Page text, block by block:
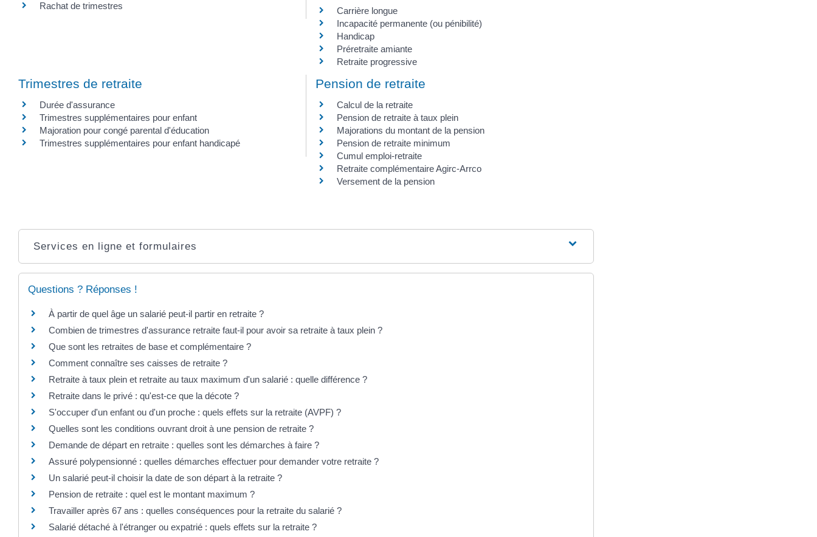
Rachat de trimestres
Carrière longue
Incapacité permanente (ou pénibilité)
Handicap
Préretraite amiante
Retraite progressive
Trimestres de retraite
Durée d'assurance
Trimestres supplémentaires pour enfant
Majoration pour congé parental d'éducation
Trimestres supplémentaires pour enfant handicapé
Pension de retraite
Calcul de la retraite
Pension de retraite à taux plein
Majorations du montant de la pension
Pension de retraite minimum
Cumul emploi-retraite
Retraite complémentaire Agirc-Arrco
Versement de la pension
Services en ligne et formulaires
Questions ? Réponses !
À partir de quel âge un salarié peut-il partir en retraite ?
Combien de trimestres d'assurance retraite faut-il pour avoir sa retraite à taux plein ?
Que sont les retraites de base et complémentaire ?
Comment connaître ses caisses de retraite ?
Retraite à taux plein et retraite au taux maximum d'un salarié : quelle différence ?
Retraite dans le privé : qu'est-ce que la décote ?
S'occuper d'un enfant ou d'un proche : quels effets sur la retraite (AVPF) ?
Quelles sont les conditions ouvrant droit à une pension de retraite ?
Demande de départ en retraite : quelles sont les démarches à faire ?
Assuré polypensionné : quelles démarches effectuer pour demander votre retraite ?
Un salarié peut-il choisir la date de son départ à la retraite ?
Pension de retraite : quel est le montant maximum ?
Travailler après 67 ans : quelles conséquences pour la retraite du salarié ?
Salarié détaché à l'étranger ou expatrié : quels effets sur la retraite ?